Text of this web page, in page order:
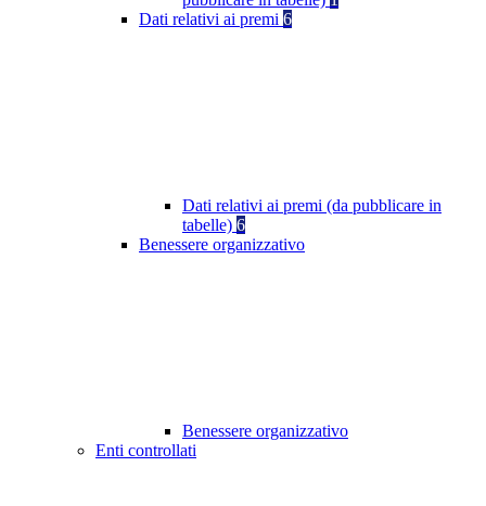
Dati relativi ai premi 6
Dati relativi ai premi (da pubblicare in
tabelle) 6
Benessere organizzativo
Benessere organizzativo
Enti controllati